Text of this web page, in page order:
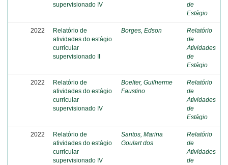
supervisionado IV
de
Estágio
2022
Relatório de
atividades do estágio
curricular
supervisionado II
Borges, Edson
Relatório
de
Atividades
de
Estágio
2022
Relatório de
atividades do estágio
curricular
supervisionado IV
Boelter, Guilherme
Faustino
Relatório
de
Atividades
de
Estágio
2022
Relatório de
atividades do estágio
curricular
supervisionado IV
Santos, Marina
Goulart dos
Relatório
de
Atividades
de